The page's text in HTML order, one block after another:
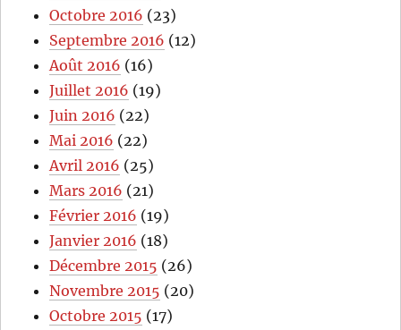
Octobre 2016 (23)
Septembre 2016 (12)
Août 2016 (16)
Juillet 2016 (19)
Juin 2016 (22)
Mai 2016 (22)
Avril 2016 (25)
Mars 2016 (21)
Février 2016 (19)
Janvier 2016 (18)
Décembre 2015 (26)
Novembre 2015 (20)
Octobre 2015 (17)